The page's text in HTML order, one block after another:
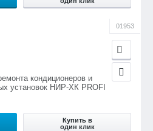
01953
кондиционеров и
установок НИР-ХК PROFI
Купить в
один клик